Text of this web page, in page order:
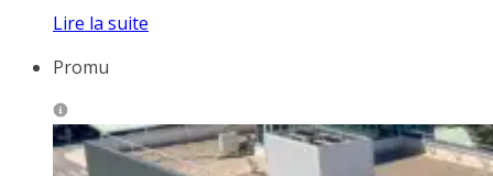
Lire la suite
Promu